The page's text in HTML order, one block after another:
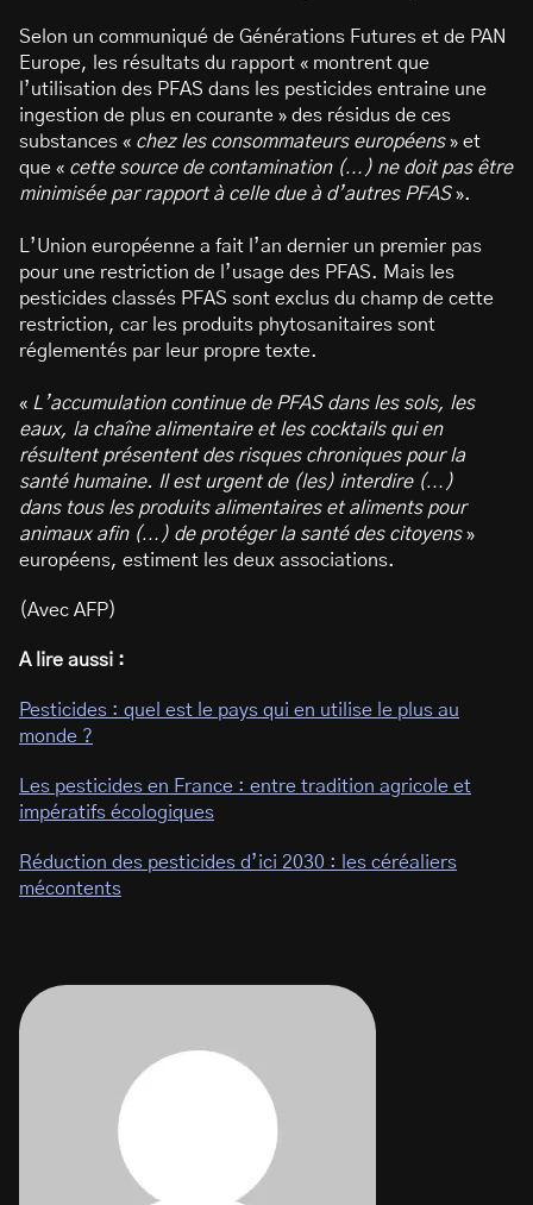
Selon un communiqué de Générations Futures et de PAN
Europe, les résultats du rapport « montrent que
l’utilisation des PFAS dans les pesticides entraine une
ingestion de plus en courante » des résidus de ces
substances « chez les consommateurs européens» et
que « cette source de contamination (…) ne doit pas être
minimisée par rapport à celle due à d’autres PFAS».
L’Union européenne a fait l’an dernier un premier pas
pour une restriction de l’usage des PFAS. Mais les
pesticides classés PFAS sont exclus du champ de cette
restriction, car les produits phytosanitaires sont
réglementés par leur propre texte.
« L’accumulation continue de PFAS dans les sols, les
eaux, la chaîne alimentaire et les cocktails qui en
résultent présentent des risques chroniques pour la
santé humaine. Il est urgent de (les) interdire (…)
dans tous les produits alimentaires et aliments pour
animaux afin (…) de protéger la santé des citoyens»
européens, estiment les deux associations.
(Avec AFP)
A lire aussi :
Pesticides : quel est le pays qui en utilise le plus au
monde ?
Les pesticides en France : entre tradition agricole et
impératifs écologiques
Réduction des pesticides d’ici 2030 : les céréaliers
mécontents